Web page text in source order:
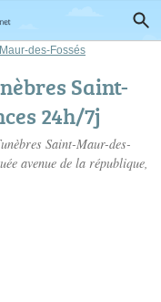
des-Fossés
Saint-
24h/7j
Saint-Maur-des-
avenue de la république,